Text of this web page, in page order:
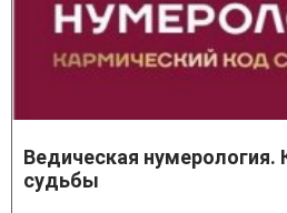
Ведическая нумерология.
судьбы